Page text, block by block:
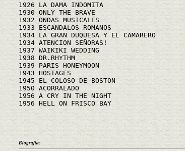
1926 LA DAMA INDOMITA
1930 ONLY THE BRAVE
1932 ONDAS MUSICALES
1933 ESCANDALOS ROMANOS
1934 LA GRAN DUQUESA Y EL CAMARERO
1934 ATENCION SEÑORAS!
1937 WAIKIKI WEDDING
1938 DR.RHYTHM
1939 PARIS HONEYMOON
1943 HOSTAGES
1945 EL COLOSO DE BOSTON
1950 ACORRALADO
1956 A CRY IN THE NIGHT
1956 HELL ON FRISCO BAY
Biografía: